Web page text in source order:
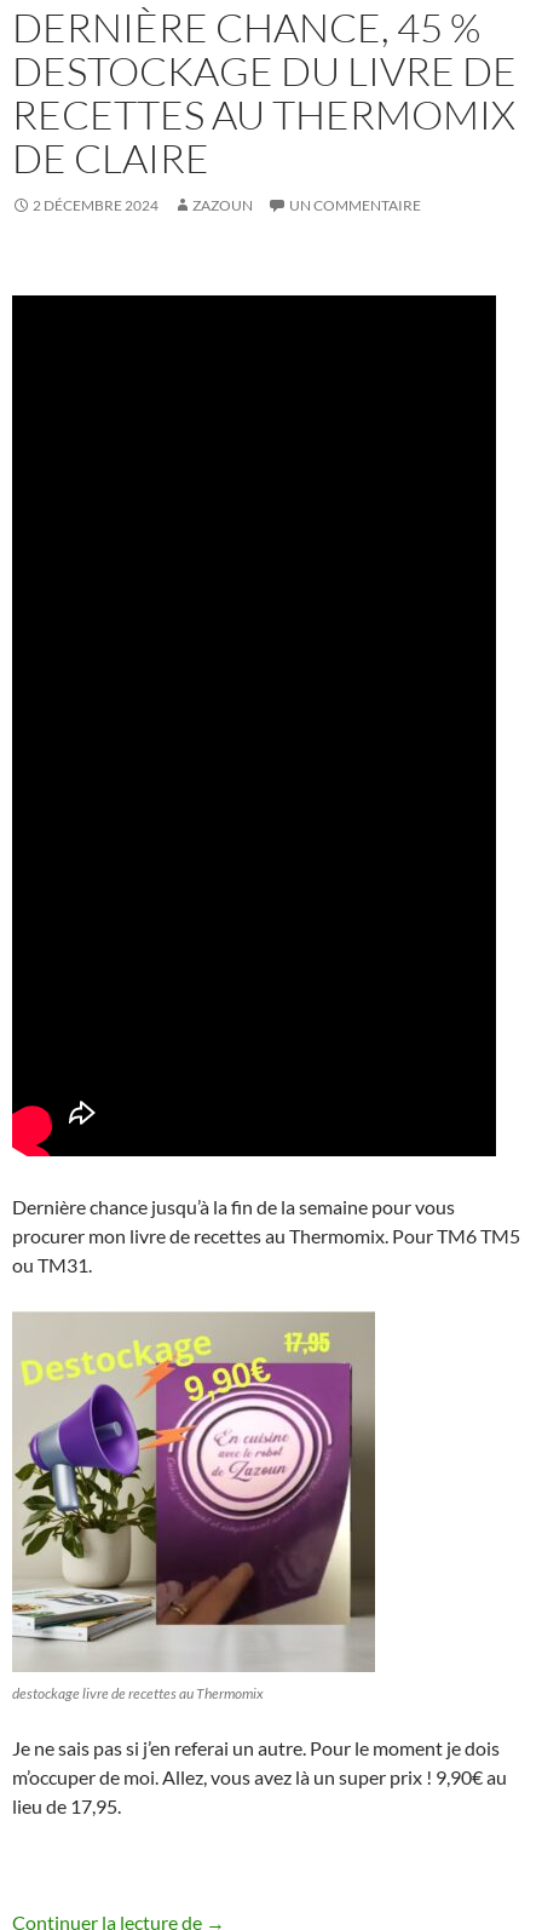
DERNIÈRE CHANCE, 45 %
DESTOCKAGE DU LIVRE DE
RECETTES AU THERMOMIX
DE CLAIRE
2 DÉCEMBRE 2024 ZAZOUN UN COMMENTAIRE
Dernière chance jusqu’à la fin de la semaine pour vous
procurer mon livre de recettes au Thermomix. Pour TM6 TM5
ou TM31.
destockage livre de recettes au Thermomix
Je ne sais pas si j’en referai un autre. Pour le moment je dois
m’occuper de moi. Allez, vous avez là un super prix ! 9,90€ au
lieu de 17,95.
Continuer la lecture de Dernière chance, 45 % DESTOCKAGE
→